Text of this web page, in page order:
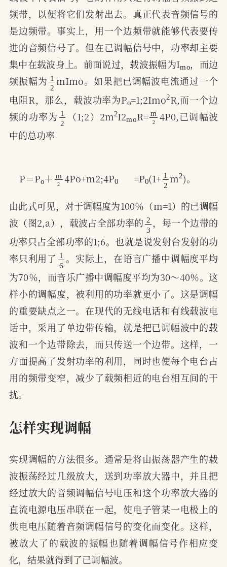
频带，以便将它们发射出去。真正代表音频信号的
是边频带。事实上，用一个边频带就能够代表要传
进的音频信号了。但在已调幅信号中，功率却主要
集中在载波身上。前面说过，载波振幅为I m o
，而边
频振幅为12mImo。如果把已调幅波电流通过一个
电阻R，那么，载波功率为P =1;2Imo2R,而一个边
频的功率为12 （1;2）2m2I2mo
R=m2
4P0,已调幅波
中的总功率
P＝P ＋ m 4Po+m2;4P =P (1+ 1 m2)。
由此式可见，对于调幅度为100％（m=1）的已调幅
波（图2,a），载波占全部功率的 23，每一个边带的
功率只占全部功率的1;6。也就是说发射台发射的功
率只利用了16。实际上，在语言广播中调幅度平均
为70％，而音乐广播中调幅度平均为30～40％。这
样小的调幅度，被利用的功率就更小了。这是调幅
的重要缺点之一。在现代的无线电话和有线载波电
话中，采用了单边带传输，就是把已调幅波中的载
波和一个边带除去，而只传送一个边带。这样，一
方面提高了发射功率的利用，同时也使每个电台占
用的频带变窄，减少了载频相近的电台相互间的干
扰。
怎样实现调幅
实现调幅的方法很多。通常是将由振荡器产生的载
波振荡经过几级放大，送到功率放大器中，并且把
经过放大的音频调幅信号电压和这个功率放大器的
直流电源电压串联在一起，使电子管某一电极上的
供电电压随着音频调幅信号的变化而变化。这样，
被放大了的载波的振幅也随着调幅信号作相应变
化，结果就得到了已调幅波。